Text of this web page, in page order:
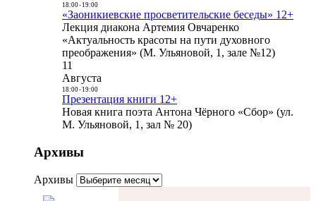
18:00- 19:00
«Заоникиевские просветительские беседы» 12+
Лекция диакона Артемия Овчаренко
«Актуальность красоты на пути духовного
преображения» (М. Ульяновой, 1, зале №12)
11
Августа
18:00- 19:00
Презентация книги 12+
Новая книга поэта Антона Чёрного «Сбор» (ул.
М. Ульяновой, 1, зал № 20)
Архивы
Архивы